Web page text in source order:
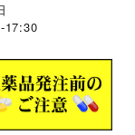
17:30